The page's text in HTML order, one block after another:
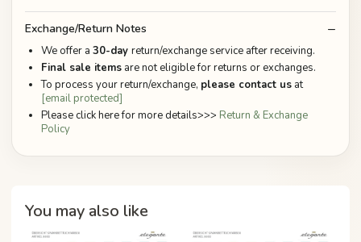
Exchange/Return Notes
We offer a 30-day return/exchange service after receiving.
Final sale items are not eligible for returns or exchanges.
To process your return/exchange, please contact us at
[email protected]
Please click here for more details>>> Return & Exchange
Policy
You may also like